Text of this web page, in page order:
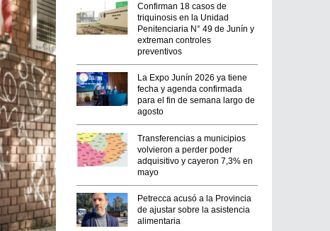
Confirman 18 casos de
triquinosis en la Unidad
Penitenciaria N° 49 de Junín y
extreman controles
preventivos
La Expo Junín 2026 ya tiene
fecha y agenda confirmada
para el fin de semana largo de
agosto
Transferencias a municipios
volvieron a perder poder
adquisitivo y cayeron 7,3% en
mayo
Petrecca acusó a la Provincia
de ajustar sobre la asistencia
alimentaria